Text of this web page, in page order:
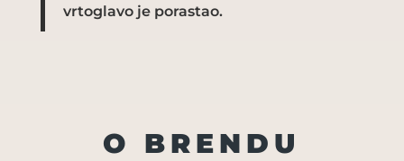
vrtoglavo je porastao.
O BRENDU